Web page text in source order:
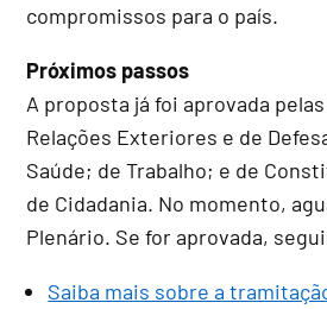
compromissos para o país.
Próximos passos
A proposta já foi aprovada
Relações Exteriores e de
Saúde; de Trabalho; e de
de Cidadania. No momento,
Plenário. Se for aprovada,
Saiba mais sobre a